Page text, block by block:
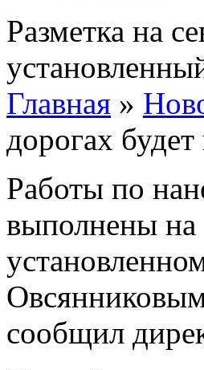
Разметка на
Главная »
дорогах
Работы по
выполнены на
сообщил